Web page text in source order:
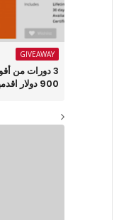
GIVEAWAY
3 دورات من
900 دولار اقدمها لك بالمجان